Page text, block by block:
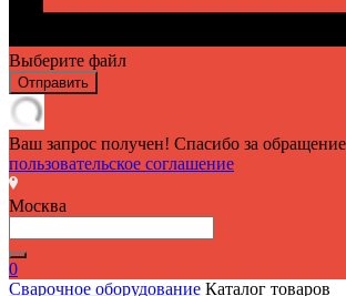
Выберите файл
Отправить
Ваш запрос получен! Спасибо за
пользовательское соглашение
Москва
0
Сварочное оборудование Каталог товаров